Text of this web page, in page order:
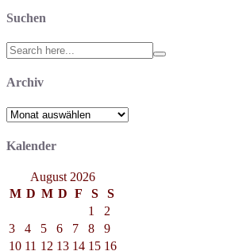
Suchen
Search
for:
Archiv
Archiv
Kalender
August 2026
M D M D F S
S
1
2
3
4 5 6 7 8
9
10 11 12 13 14 15 16